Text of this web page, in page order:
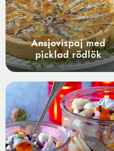
Ansjovispaj med
picklad rödlök